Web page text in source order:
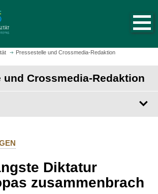
Pressestelle und Crossmedia-Redaktion
und Crossmedia-Redaktion
Diktatur
zusammenbrach